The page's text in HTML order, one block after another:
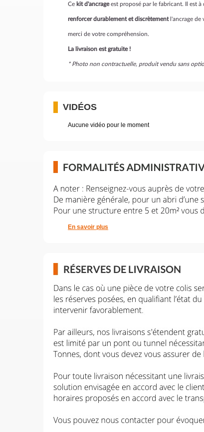
Ce kit d'ancrageest proposé par le fabricant. Il est à
renforcer durablement et discrètementl'ancrage de
merci de votre compréhension.
La livraison est gratuite !
* Photo non contractuelle, produit vendu sans
VIDÉOS
Aucune vidéo pour le moment
En savoir plus